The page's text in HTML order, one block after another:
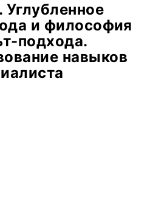
Углубленное
и философия
подхода.
навыков